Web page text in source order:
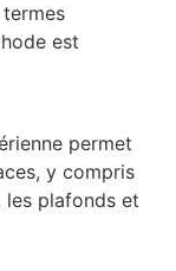
est
permet
y compris
les plafonds et